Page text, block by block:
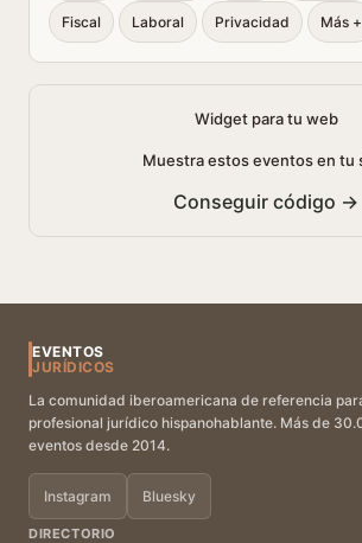
Fiscal Laboral Privacidad Más +
Widget para tu web
Muestra estos eventos en tu
Conseguir código →
EVENTOS
JURÍDICOS
La comunidad iberoamericana de referencia
profesional jurídico hispanohablante. Más de
eventos desde 2014.
Instagram Bluesky
DIRECTORIO